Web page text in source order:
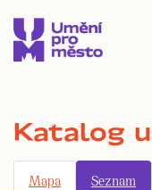
Katalog
Mapa Seznam